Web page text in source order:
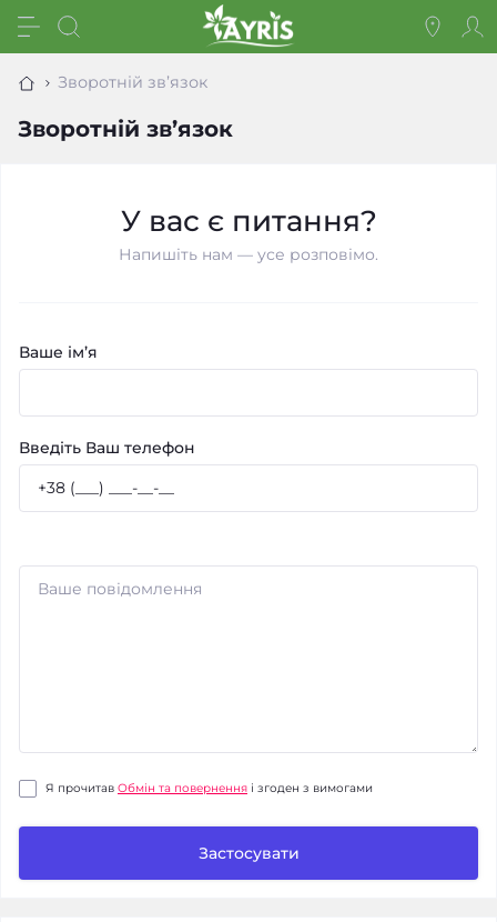
Зворотній зв’язок
Зворотній зв’язок
У вас є питання?
Напишіть нам — усе розповімо.
Ваше ім’я
Введіть Ваш телефон
Я прочитав Обмін та повернення і згоден з вимогами
Застосувати